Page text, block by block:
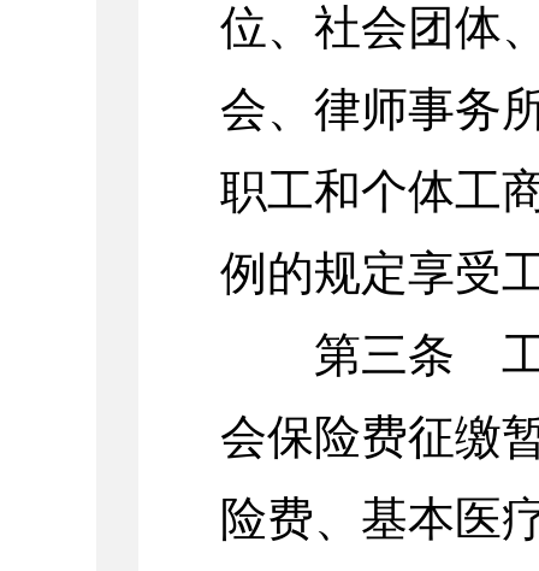
位、社会团体
会、律师事务
职工和个体工
例的规定享受
第三条 工
会保险费征缴
险费、基本医